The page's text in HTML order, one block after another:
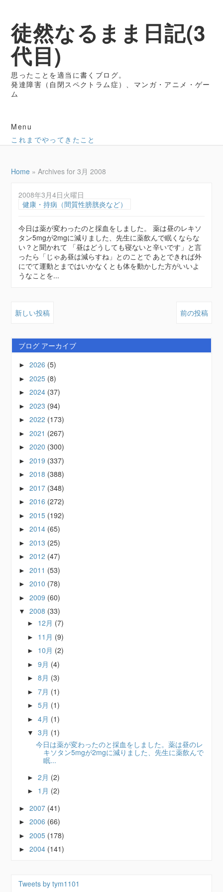
徒然なるまま日記(3
代目)
思ったことを適当に書くブログ。
発達障害（自閉スペクトラム症）、マンガ・アニメ・ゲー
ム
Menu
これまでやってきたこと
Home »Archives for 3月 2008
2008年3月4日火曜日
健康・持病（間質性膀胱炎など）
今日は薬が変わったのと採血をしました。 薬は昼のレキソ
タン5mgが2mgに減りました、先生に薬飲んで眠くならな
い？と聞かれて 「昼はどうしても寝ないと辛いです」と言
ったら「じゃあ昼は減らすね」とのことで あとできれば外
にでて運動とまではいかなくとも体を動かした方がいいよ
うなことを...
新しい投稿 前の投稿
ブログ アーカイブ
►2026 (5)
►2025 (8)
►2024 (37)
►2023 (94)
►2022 (173)
►2021 (267)
►2020 (300)
►2019 (337)
►2018 (388)
►2017 (348)
►2016 (272)
►2015 (192)
►2014 (65)
►2013 (25)
►2012 (47)
►2011 (53)
►2010 (78)
►2009 (60)
▼2008 (33)
► 12月 (7)
► 11月 (9)
► 10月 (2)
►9月 (4)
►8月 (3)
►7月 (1)
►5月 (1)
►4月 (1)
▼3月 (1)
今日は薬が変わったのと採血をしました。薬は昼のレ
キソタン5mgが2mgに減りました、先生に薬飲んで
眠...
►2月 (2)
► 1月 (2)
►2007 (41)
►2006 (66)
►2005 (178)
►2004 (141)
Tweets by tym1101